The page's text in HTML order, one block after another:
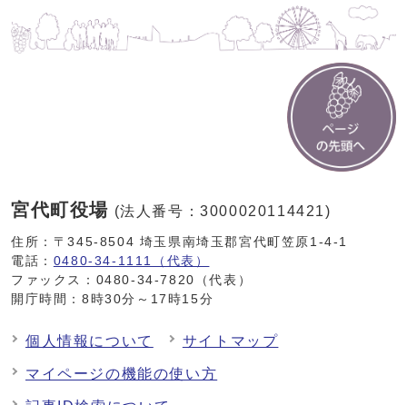
宮代町役場 (法人番号：3000020114421)
住所：〒345-8504 埼玉県南埼玉郡宮代町笠原1-4-1
電話： 0480-34-1111（代表）
ファックス：0480-34-7820（代表）
開庁時間：8時30分～17時15分
個人情報について サイトマップ
マイページの機能の使い方